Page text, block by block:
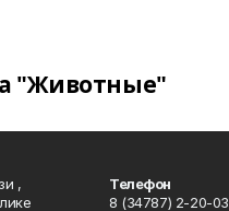
"Животные"
,
Телефон
8 (34787) 2-20-03